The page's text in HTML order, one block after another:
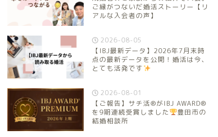
ご縁がつないだ婚活ストーリー【リ
アルな入会者の声】
2026-08-05
【IBJ最新データ】2026年7月末時
点の最新データを公開！婚活は今、
とても活発です
2026-08-01
【ご報告】サチ活®がIBJ AWARD®
を9期連続受賞しました
豊田市の
結婚相談所